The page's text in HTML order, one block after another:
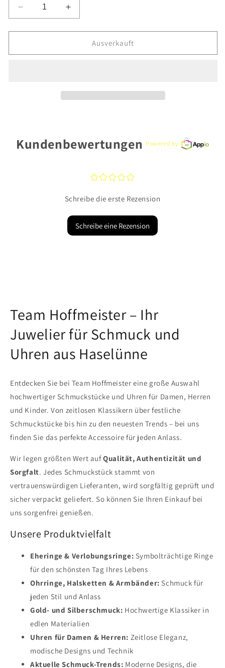
Verringere
die
Menge
Engelsrufer
Erhöhe
die
Menge
Engelsrufer
Ausverkauft
Kundenbewertungen Powered by
¤¤¤¤¤
Schreibe die erste Rezension
Schreibe eine Rezension
Team Hoffmeister – Ihr
Juwelier für Schmuck und
Uhren aus Haselünne
Entdecken Sie bei Team Hoffmeister eine große Auswahl
hochwertiger Schmuckstücke und Uhren für Damen, Herren
und Kinder. Von zeitlosen Klassikern über festliche
Schmuckstücke bis hin zu den neuesten Trends – bei uns
finden Sie das perfekte Accessoire für jeden Anlass.
Wir legen größten Wert aufQualität, Authentizität und
Sorgfalt. Jedes Schmuckstück stammt von
vertrauenswürdigen Lieferanten, wird sorgfältig geprüft und
sicher verpackt geliefert. So können Sie Ihren Einkauf bei
uns sorgenfrei genießen.
Unsere Produktvielfalt
Eheringe & Verlobungsringe: Symbolträchtige Ringe
für den schönsten Tag Ihres Lebens
Ohrringe, Halsketten & Armbänder: Schmuck für
jeden Stil und Anlass
Gold- und Silberschmuck: Hochwertige Klassiker in
edlen Materialien
Uhren für Damen & Herren: Zeitlose Eleganz,
modische Designs und Technik
Aktuelle Schmuck-Trends: Moderne Designs, die